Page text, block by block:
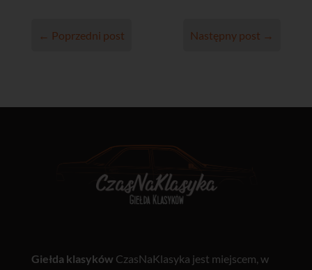
← Poprzedni post Następny post →
Giełda klasyków CzasNaKlasyka jest miejscem, w